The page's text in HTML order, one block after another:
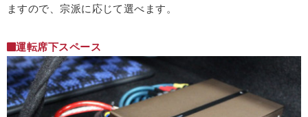
ますので、宗派に応じて選べます。
運転席下スペース